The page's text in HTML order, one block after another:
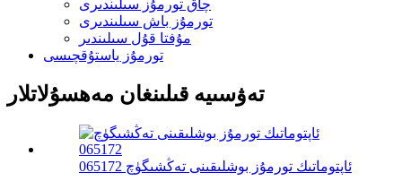
چاق تورمۇز سىلىندىرى
تورمۇز باش سىلىندىرى
مۇفتا قۇل سىلىندىر
تورمۇز ياستۇقچىسى
تەۋسىيە قىلىنغان مەھسۇلاتلار
ئاپتوماتىك تورمۇز بوشلىقىنى تەڭشىگۈچ 065172